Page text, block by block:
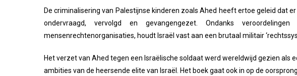
De criminalisering van Palestijnse kinderen zoals Ahed heeft ertoe geleid dat
ondervraagd, vervolgd en gevangengezet. Ondanks
mensenrechtenorganisaties, houdt Israël vast aan een brutaal militair
Het verzet van Ahed tegen een Israëlische soldaat werd wereldwijd gezien als
ambities van de heersende elite van Israël. Het boek gaat ook in op de